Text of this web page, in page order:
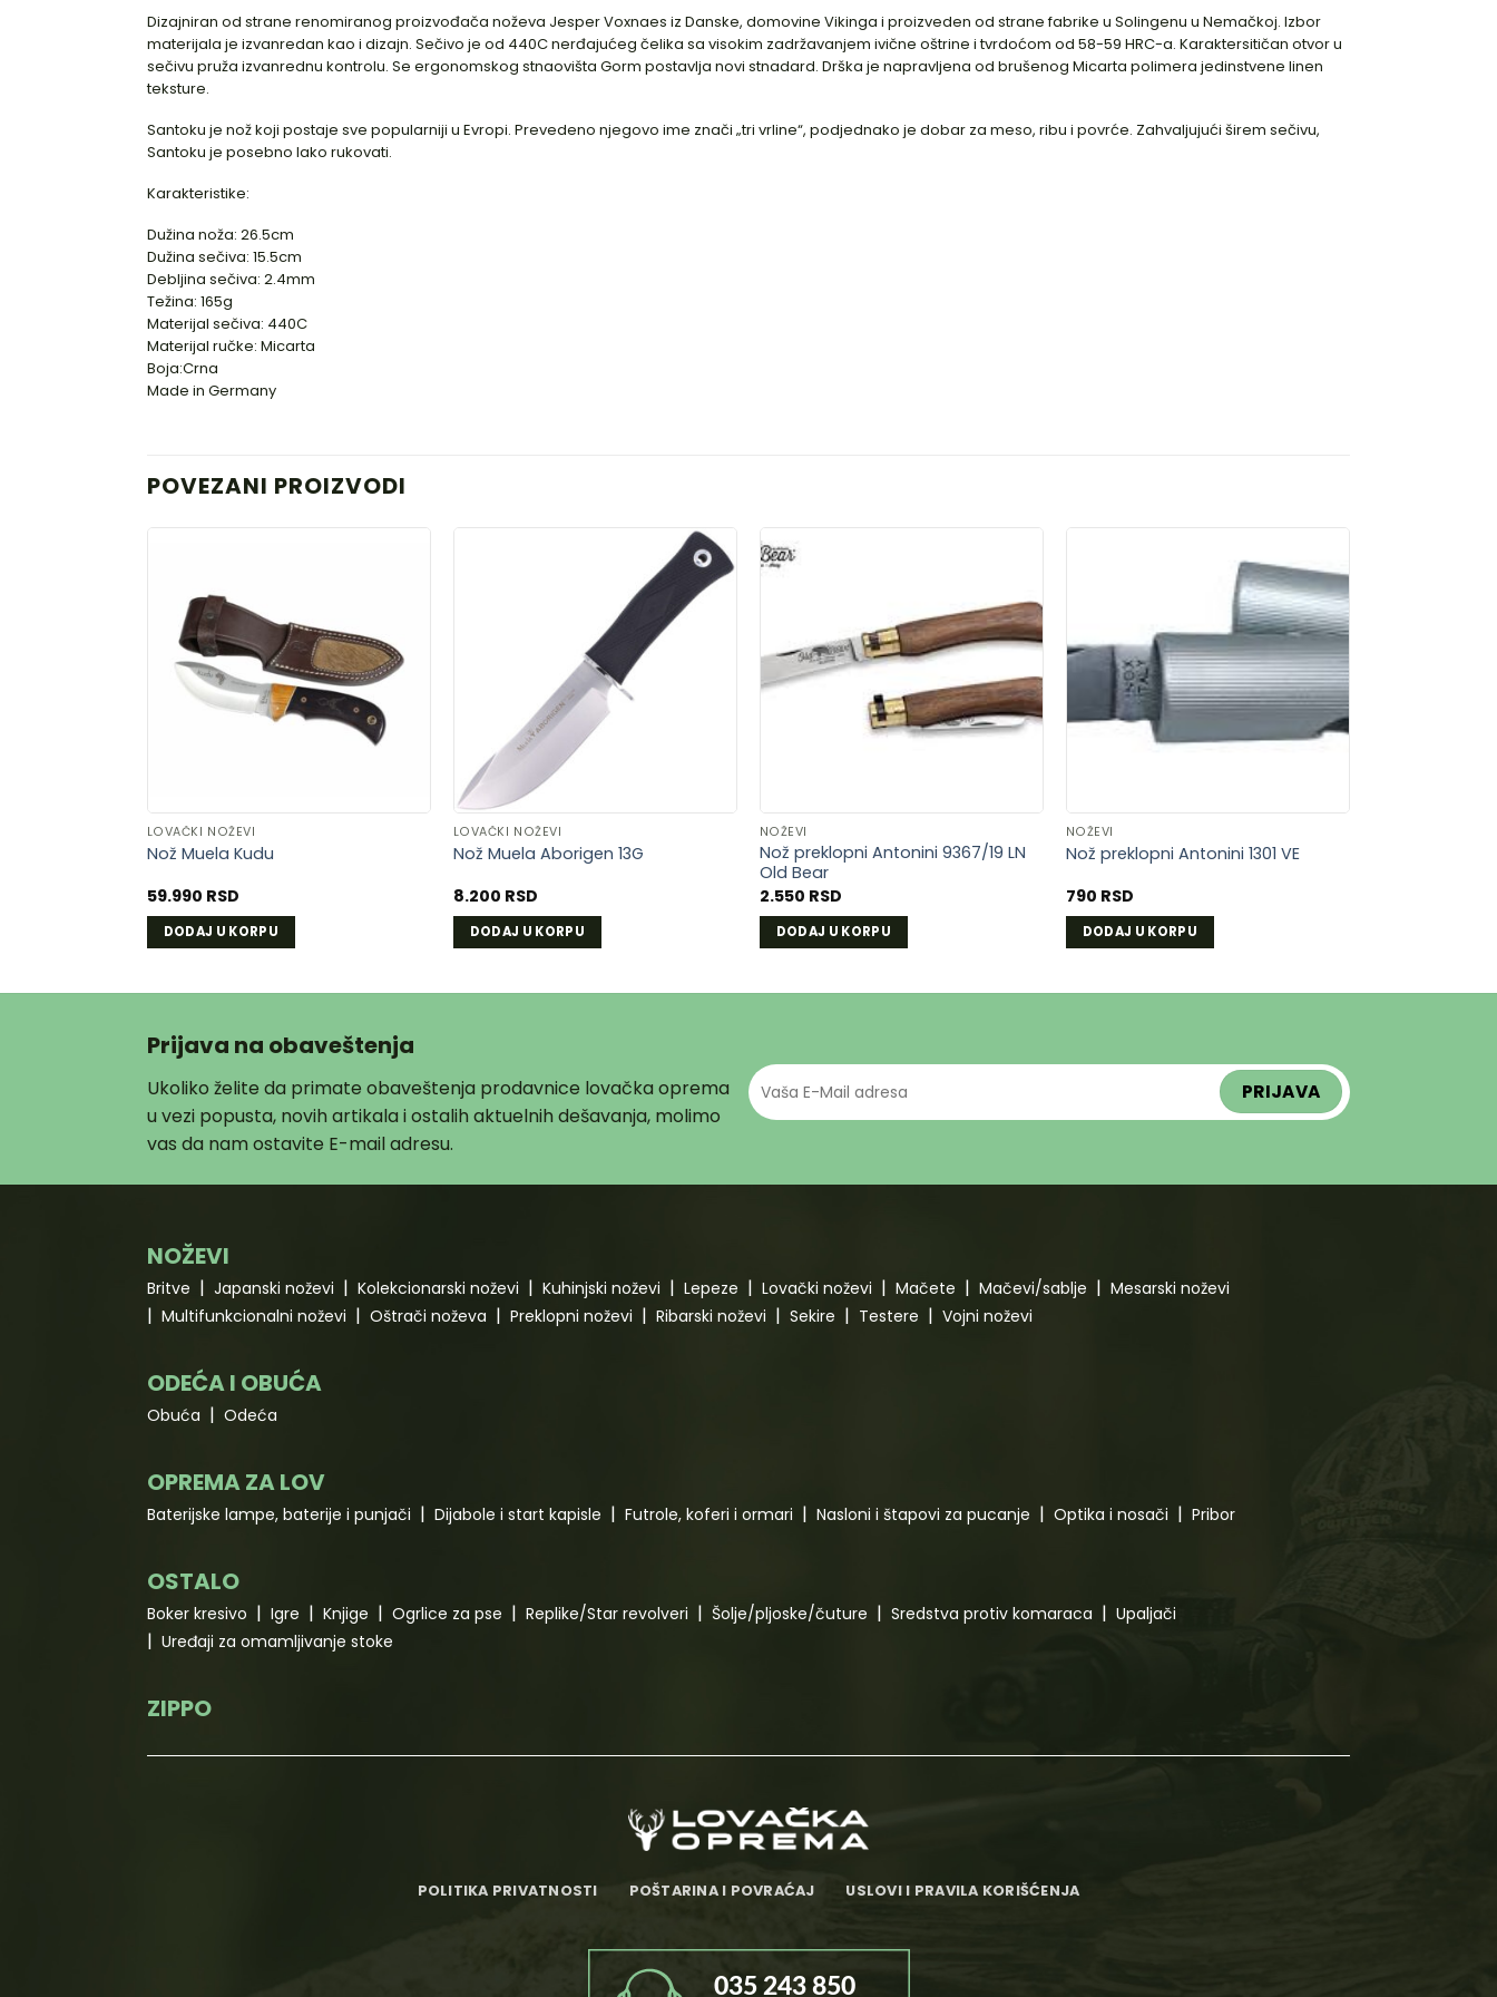
Dizajniran od strane renomiranog proizvođača noževa Jesper Voxnaes iz Danske, domovine Vikinga i proizveden od strane fabrike u Solingenu u Nemačkoj. Izbor
materijala je izvanredan kao i dizajn. Sečivo je od 440C nerđajućeg čelika sa visokim zadržavanjem ivične oštrine i tvrdoćom od 58-59 HRC-a. Karaktersitičan otvor u
sečivu pruža izvanrednu kontrolu. Se ergonomskog stnaovišta Gorm postavlja novi stnadard. Drška je napravljena od brušenog Micarta polimera jedinstvene linen
teksture.
Santoku je nož koji postaje sve popularniji u Evropi. Prevedeno njegovo ime znači „tri vrline“, podjednako je dobar za meso, ribu i povrće. Zahvaljujući širem sečivu,
Santoku je posebno lako rukovati.
Karakteristike:
Dužina noža: 26.5cm
Dužina sečiva: 15.5cm
Debljina sečiva: 2.4mm
Težina: 165g
Materijal sečiva: 440C
Materijal ručke: Micarta
Boja:Crna
Made in Germany
POVEZANI PROIZVODI
DODAJ
U
LISTU
ŽELJA
LOVAČKI NOŽEVI
Nož Muela Kudu
59.990 RSD
DODAJ U KORPU
DODAJ
LOVAČKI NOŽEVI
Nož Muela Aborigen 13G
8.200 RSD
DODAJ U KORPU
DODAJ
U
ŽELJA
NOŽEVI
Nož preklopni Antonini 9367/19 LN
Old Bear
2.550 RSD
DODAJ U KORPU
DODAJ
U
LISTU
ŽELJA
NOŽEVI
Nož preklopni Antonini 1301 VE
790 RSD
DODAJ U KORPU
Prijava na obaveštenja
Ukoliko želite da primate obaveštenja prodavnice lovačka oprema
u vezi popusta, novih artikala i ostalih aktuelnih dešavanja, molimo
vas da nam ostavite E-mail adresu.
NOŽEVI
Britve Japanski noževi Kolekcionarski noževi Kuhinjski noževi Lepeze Lovački noževi Mačete Mačevi/sablje
Mesarski noževi
Multifunkcionalni noževi
Oštrači noževa Preklopni noževi Ribarski noževi Sekire Testere Vojni noževi
ODEĆA I OBUĆA
Obuća Odeća
OPREMA ZA LOV
Baterijske lampe, baterije i punjači Dijabole i start kapisle Futrole, koferi i ormari Nasloni i štapovi za pucanje Optika i nosači Pribor
OSTALO
Boker kresivo Igre Knjige Ogrlice za pse Replike/Star revolveri Šolje/pljoske/čuture Sredstva protiv komaraca
Upaljači
Uređaji za omamljivanje stoke
ZIPPO
POLITIKA PRIVATNOSTI POŠTARINA I POVRAĆAJ USLOVI I PRAVILA KORIŠĆENJA